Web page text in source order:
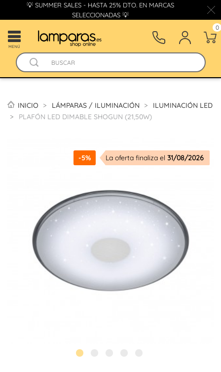
💡 SUMMER SALES - HASTA 25% DTO. EN MARCAS
SELECCIONADAS 💡
MENÚ
0
INICIO LÁMPARAS / ILUMINACIÓN
ILUMINACIÓN LED
PLAFÓN LED DIMABLE SHOGUN (21,50W)
-5% La oferta finaliza el 31/08/2026